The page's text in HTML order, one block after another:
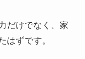
だけでなく、家
はずです。